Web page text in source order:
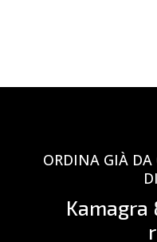
ORDINA GIÀ DA
Kamagra